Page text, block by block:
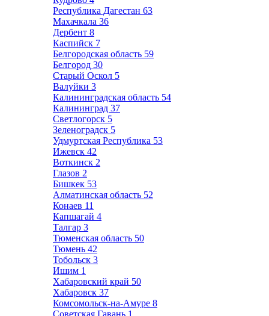
Республика Дагестан 63
Махачкала 36
Дербент 8
Каспийск 7
Белгородская область 59
Белгород 30
Старый Оскол 5
Валуйки 3
Калининградская область 54
Калининград 37
Светлогорск 5
Зеленоградск 5
Удмуртская Республика 53
Ижевск 42
Воткинск 2
Глазов 2
Бишкек 53
Алматинская область 52
Конаев 11
Капшагай 4
Талгар 3
Тюменская область 50
Тюмень 42
Тобольск 3
Ишим 1
Хабаровский край 50
Хабаровск 37
Комсомольск-на-Амуре 8
Советская Гавань 1